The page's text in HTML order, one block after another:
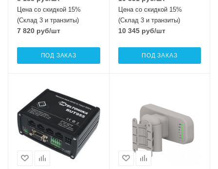
Цена со скидкой 15%
(Склад 3 и транзиты)
7 820 руб/шт
ПОД ЗАКАЗ
Цена со скидкой 15%
(Склад 3 и транзиты)
10 345руб/шт
ПОД ЗАКАЗ